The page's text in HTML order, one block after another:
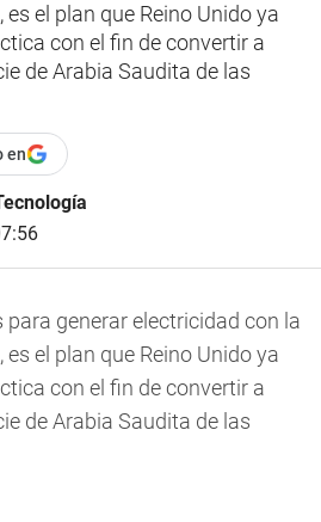
el plan que Reino Unido ya
con el fin de convertir a
de Arabia Saudita de las
en
generar electricidad con la
el plan que Reino Unido ya
con el fin de convertir a
de Arabia Saudita de las